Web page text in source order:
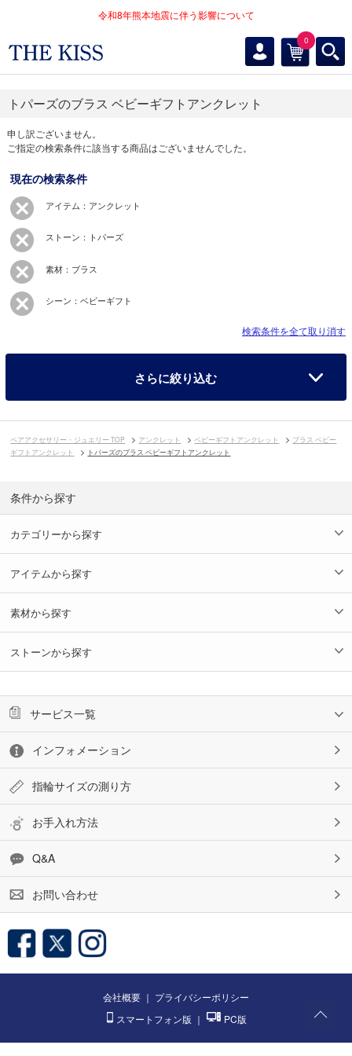
令和8年熊本地震に伴う影響について
0
トパーズのブラス ベビーギフトアンクレット
申し訳ございません。
ご指定の検索条件に該当する商品はございませんでした。
現在の検索条件
アイテム：アンクレット
ストーン：トパーズ
素材：ブラス
シーン：ベビーギフト
検索条件を全て取り消す
さらに絞り込む
ペアアクセサリー・ジュエリー TOP アンクレット ベビーギフトアンクレット
ブラス ベビー
ギフトアンクレット
トパーズのブラス ベビーギフトアンクレット
条件から探す
カテゴリーから探す
アイテムから探す
素材から探す
ストーンから探す
サービス一覧
インフォメーション
指輪サイズの測り方
お手入れ方法
Q&A
お問い合わせ
会社概要 ｜ プライバシーポリシー
スマートフォン版 ｜ PC版